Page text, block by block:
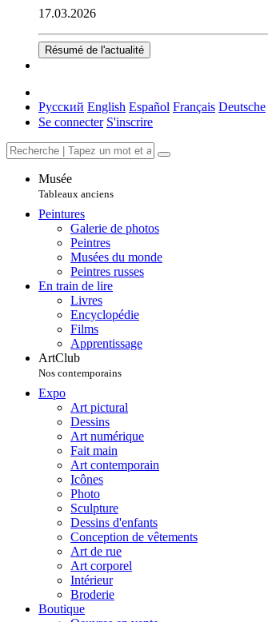
17.03.2026
Résumé de l'actualité
Русский English Español Français Deutsche
Se connecter S'inscrire
Musée
Tableaux anciens
Peintures
Galerie de photos
Peintres
Musées du monde
Peintres russes
En train de lire
Livres
Encyclopédie
Films
Apprentissage
ArtClub
Nos contemporains
Expo
Art pictural
Dessins
Art numérique
Fait main
Art contemporain
Icônes
Photo
Sculpture
Dessins d'enfants
Conception de vêtements
Art de rue
Art corporel
Intérieur
Broderie
Boutique